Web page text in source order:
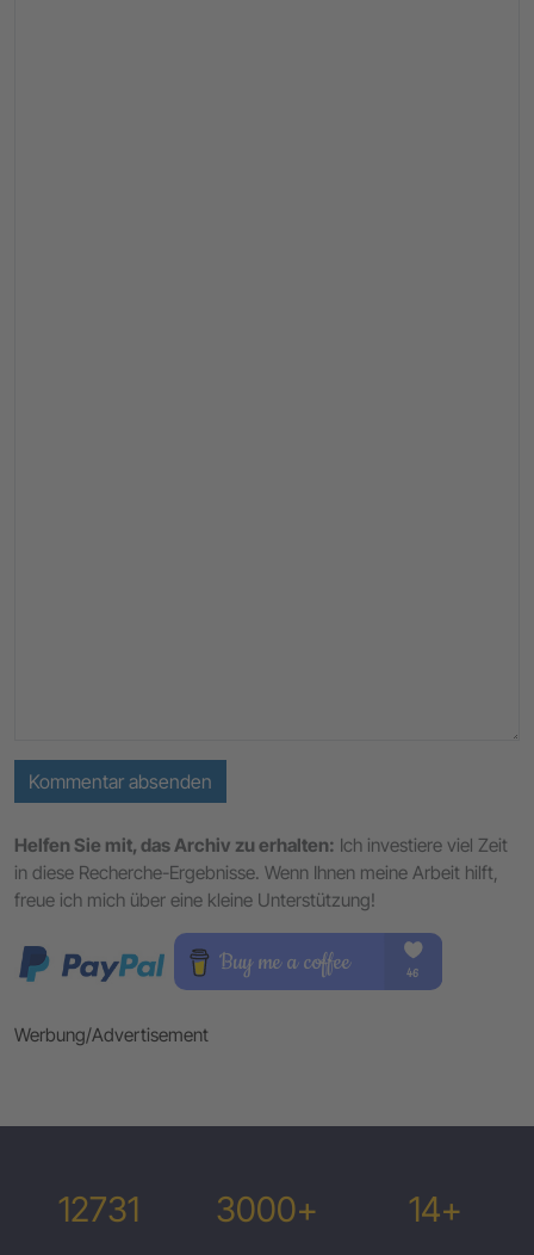
Kommentar absenden
Helfen Sie mit, das Archiv zu erhalten: Ich investiere viel Zeit
in diese Recherche-Ergebnisse. Wenn Ihnen meine Arbeit hilft,
freue ich mich über eine kleine Unterstützung!
Werbung/Advertisement
12731 3000+ 14+